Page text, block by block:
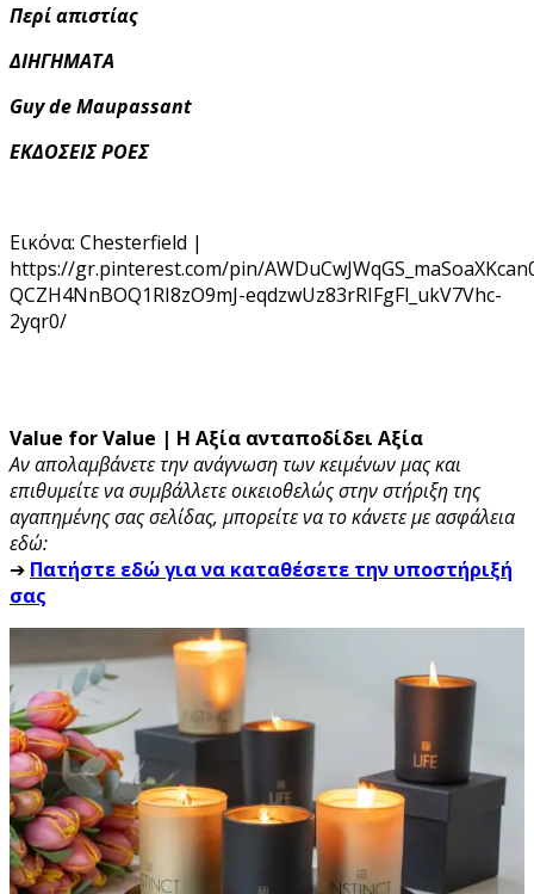
Περί απιστίας
ΔΙΗΓΗΜΑΤΑ
Guy de Maupassant
ΕΚΔΟΣΕΙΣ ΡΟΕΣ
Εικόνα: Chesterfield |
https://gr.pinterest.com/pin/
QCZH4NnBOQ1RI8zO9mJ-eqdzwUz83rRIFgFl_ukV7Vhc-
2yqr0/
Value for Value | Η Αξία ανταποδίδει Αξία
Αν απολαμβάνετε την ανάγνωση των κειμένων μας και
επιθυμείτε να συμβάλλετε οικειοθελώς στην στήριξη της
αγαπημένης σας σελίδας, μπορείτε να το κάνετε με ασφάλεια
εδώ:
➔ Πατήστε εδώ για να καταθέσετε την υποστήριξή
σας